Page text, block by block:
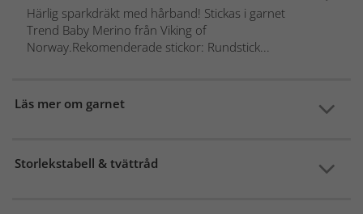
Härlig sparkdräkt med hårband! Stickas i garnet
Trend Baby Merino från Viking of
Norway.Rekomenderade stickor: Rundstick...
Läs mer om garnet
Storlekstabell & tvättråd